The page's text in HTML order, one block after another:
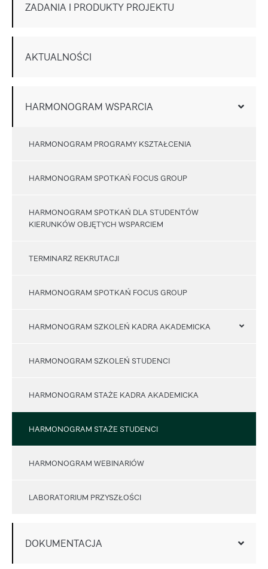
ZADANIA I PRODUKTY PROJEKTU
AKTUALNOŚCI
HARMONOGRAM WSPARCIA
HARMONOGRAM PROGRAMY KSZTAŁCENIA
HARMONOGRAM SPOTKAŃ FOCUS GROUP
HARMONOGRAM SPOTKAŃ DLA STUDENTÓW
KIERUNKÓW OBJĘTYCH WSPARCIEM
TERMINARZ REKRUTACJI
HARMONOGRAM SPOTKAŃ FOCUS GROUP
HARMONOGRAM SZKOLEŃ KADRA AKADEMICKA
HARMONOGRAM SZKOLEŃ STUDENCI
HARMONOGRAM STAŻE KADRA AKADEMICKA
HARMONOGRAM STAŻE STUDENCI
HARMONOGRAM WEBINARIÓW
LABORATORIUM PRZYSZŁOŚCI
DOKUMENTACJA